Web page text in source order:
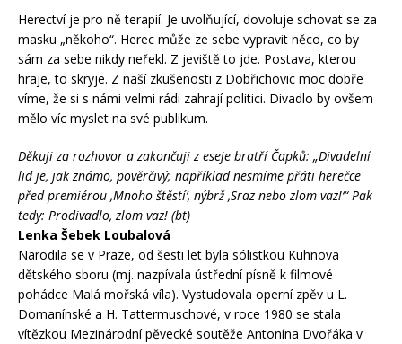
Herectví je pro ně terapií. Je uvolňující, dovoluje schovat se za
masku „někoho“. Herec může ze sebe vypravit něco, co by
sám za sebe nikdy neřekl. Z jeviště to jde. Postava, kterou
hraje, to skryje. Z naší zkušenosti z Dobřichovic moc dobře
víme, že si s námi velmi rádi zahrají politici. Divadlo by ovšem
mělo víc myslet na své publikum.
Děkuji za rozhovor a zakončuji z eseje bratří Čapků: „Divadelní
lid je, jak známo, pověrčivý; například nesmíme přáti herečce
před premiérou ‚Mnoho štěstí‘, nýbrž ‚Sraz nebo zlom vaz!‘“ Pak
tedy: Prodivadlo, zlom vaz! (bt)
Lenka Šebek Loubalová
Narodila se v Praze, od šesti let byla sólistkou Kühnova
dětského sboru (mj. nazpívala ústřední písně k filmové
pohádce Malá mořská víla). Vystudovala operní zpěv u L.
Domanínské a H. Tattermuschové, v roce 1980 se stala
vítězkou Mezinárodní pěvecké soutěže Antonína Dvořáka v